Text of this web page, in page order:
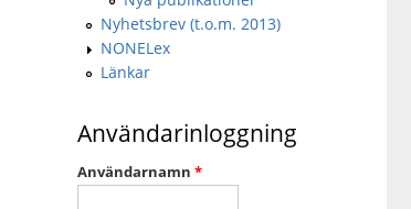
Nyhetsbrev (t.o.m. 2013)
NONELex
Länkar
Användarinloggning
Användarnamn *